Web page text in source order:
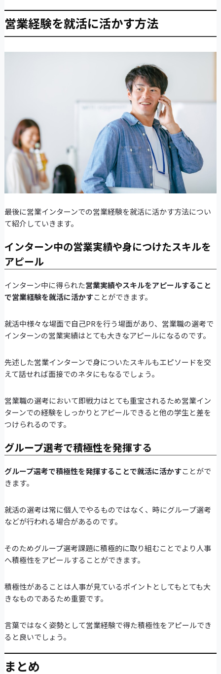
営業経験を就活に活かす方法
最後に営業インターンでの営業経験を就活に活かす方法につい
て紹介していきます。
インターン中の営業実績や身につけたスキルを
アピール
インターン中に得られた営業実績やスキルをアピールすること
で営業経験を就活に活かすことができます。
就活中様々な場面で自己PRを行う場面があり、営業職の選考で
インターンの営業実績はとても大きなアピールになるのです。
先述した営業インターンで身についたスキルもエピソードを交
えて話せれば面接でのネタにもなるでしょう。
営業職の選考において即戦力はとても重宝されるため営業イン
ターンでの経験をしっかりとアピールできると他の学生と差を
つけられるのです。
グループ選考で積極性を発揮する
グループ選考で積極性を発揮することで就活に活かすことがで
きます。
就活の選考は常に個人でやるものではなく、時にグループ選考
などが行われる場合があるのです。
そのためグループ選考課題に積極的に取り組むことでより人事
へ積極性をアピールすることができます。
積極性があることは人事が見ているポイントとしてもとても大
きなものであるため重要です。
言葉ではなく姿勢として営業経験で得た積極性をアピールでき
ると良いでしょう。
まとめ